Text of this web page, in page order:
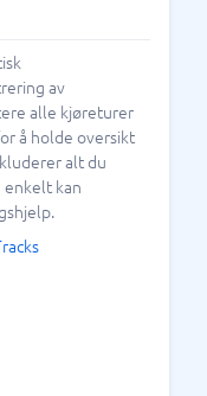
av
alle kjøreturer
å holde oversikt
alt du
enkelt kan